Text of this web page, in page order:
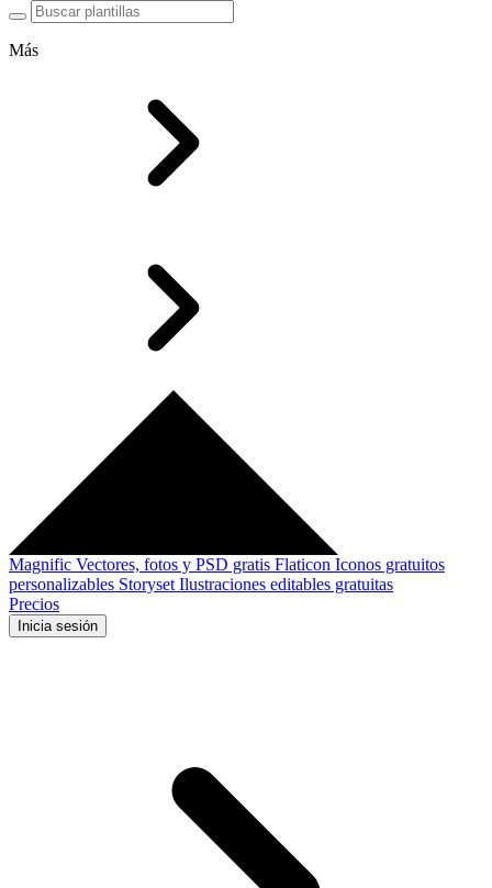
Más
Magnific Vectores, fotos y PSD gratis Flaticon Iconos gratuitos
personalizables Storyset Ilustraciones editables gratuitas
Precios
Inicia sesión